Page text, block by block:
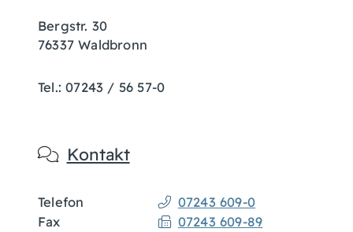
Bergstr. 30
76337 Waldbronn
Tel.: 07243 / 56 57-0
Kontakt
Telefon
07243 609-0
Fax
07243 609-89